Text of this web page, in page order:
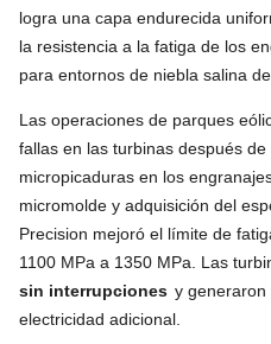
logra una capa endurecida
la resistencia a la fatiga de los
para entornos de niebla salina
Las operaciones de parques
fallas en las turbinas después
micropicaduras en los
micromolde y adquisición del
Precision mejoró el límite de
1100 MPa a 1350 MPa. Las
sin interrupciones y generaron
electricidad adicional.